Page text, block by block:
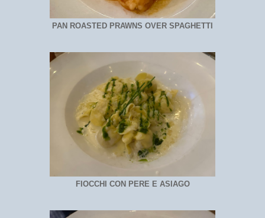
PAN ROASTED PRAWNS OVER SPAGHETTI
FIOCCHI CON PERE E ASIAGO